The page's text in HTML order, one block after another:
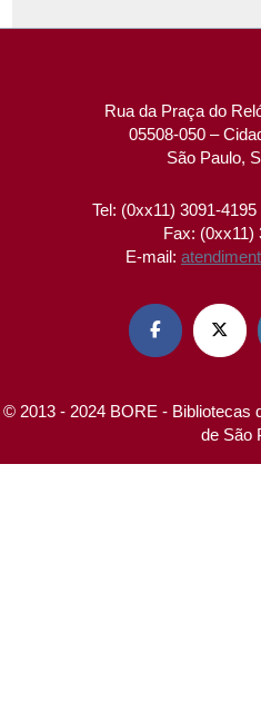
Rua da Praça do
05508-050 –
São Paulo,
Tel: (0xx11) 3091-
Fax: (0xx11)
E-mail:
 
© 2013 - 2024 BORE - Bibliotecas
de São